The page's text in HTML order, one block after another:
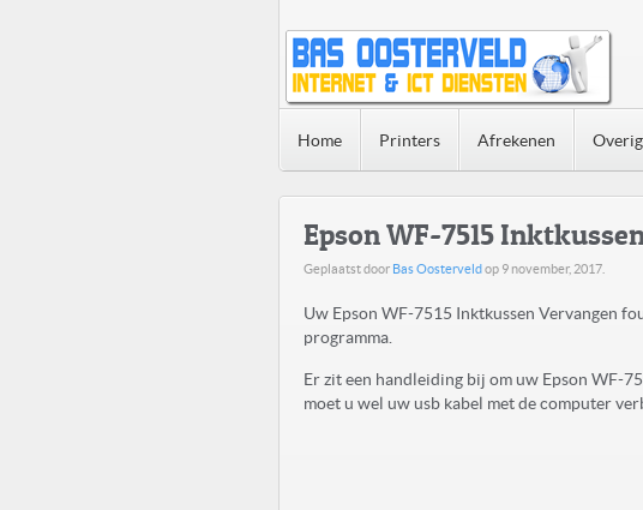
Home Printers Afrekenen
Epson WF-7515
Geplaatst door Bas Oosterveldop 9 november, 2017
Uw Epson WF-7515 Inktkussen Vervangen
programma.
Er zit een handleiding bij om uw Epson WF-
moet u wel uw usb kabel met de computer